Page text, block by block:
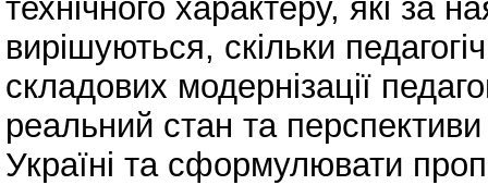
технічного характеру, які за
вирішуються, скільки
складових модернізації
реальний стан та перспективи
Україні та сформулювати